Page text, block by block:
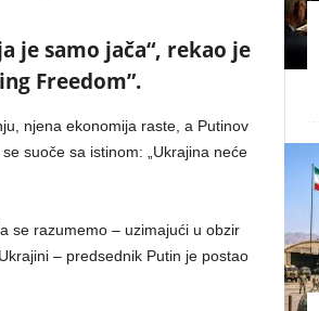
je samo jača“, rekao je
Freedom”.
njena ekonomija raste, a Putinov
suoče sa istinom: „Ukrajina neće
se razumemo – uzimajući u obzir
– predsednik Putin je postao